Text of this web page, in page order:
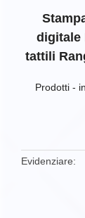
digitale
tattili
Prodotti -
Evidenziare